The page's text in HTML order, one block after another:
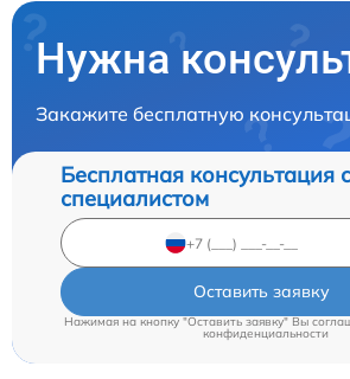
Нужна
Закажите бесплатную
Бесплатная консультация
специалистом
Оставить заявку
Нажимая на кнопку "Оставить заявку" Вы
конфиденциальности